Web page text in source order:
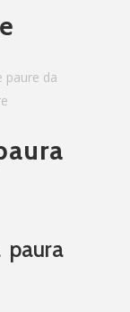
paure da
paura